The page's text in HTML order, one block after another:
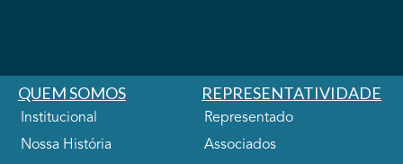
QUEM SOMOS
Institucional
Nossa História
REPRESENTATIVIDADE
Representado
Associados